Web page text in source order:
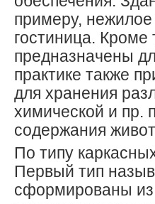
примеру,
гостиница. Кроме
предназначены
практике также
для хранения
химической и пр.
содержания
По типу
Первый тип
сформированы из